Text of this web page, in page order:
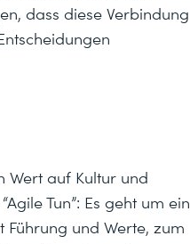
dass diese Verbindung
Wert auf Kultur und
Tun”: Es geht um ein
und Werte, zum